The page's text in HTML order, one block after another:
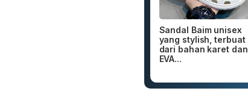
Sandal Baim unisex
yang stylish, terbuat
dari bahan karet dan
EVA...